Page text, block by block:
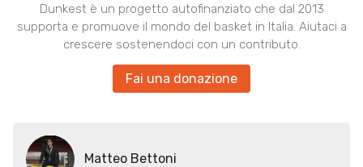
Dunkest è un progetto autofinanziato che dal 2013
supporta e promuove il mondo del basket in Italia. Aiutaci a
crescere sostenendoci con un contributo.
Fai una donazione
Matteo Bettoni